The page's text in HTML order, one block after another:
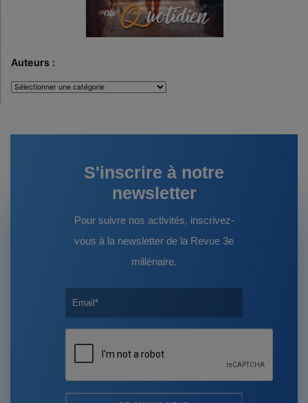
Auteurs :
Auteurs
:
S'inscrire à notre
newsletter
Pour suivre nos activités, inscrivez-
vous à la newsletter de la Revue 3e
millénaire.